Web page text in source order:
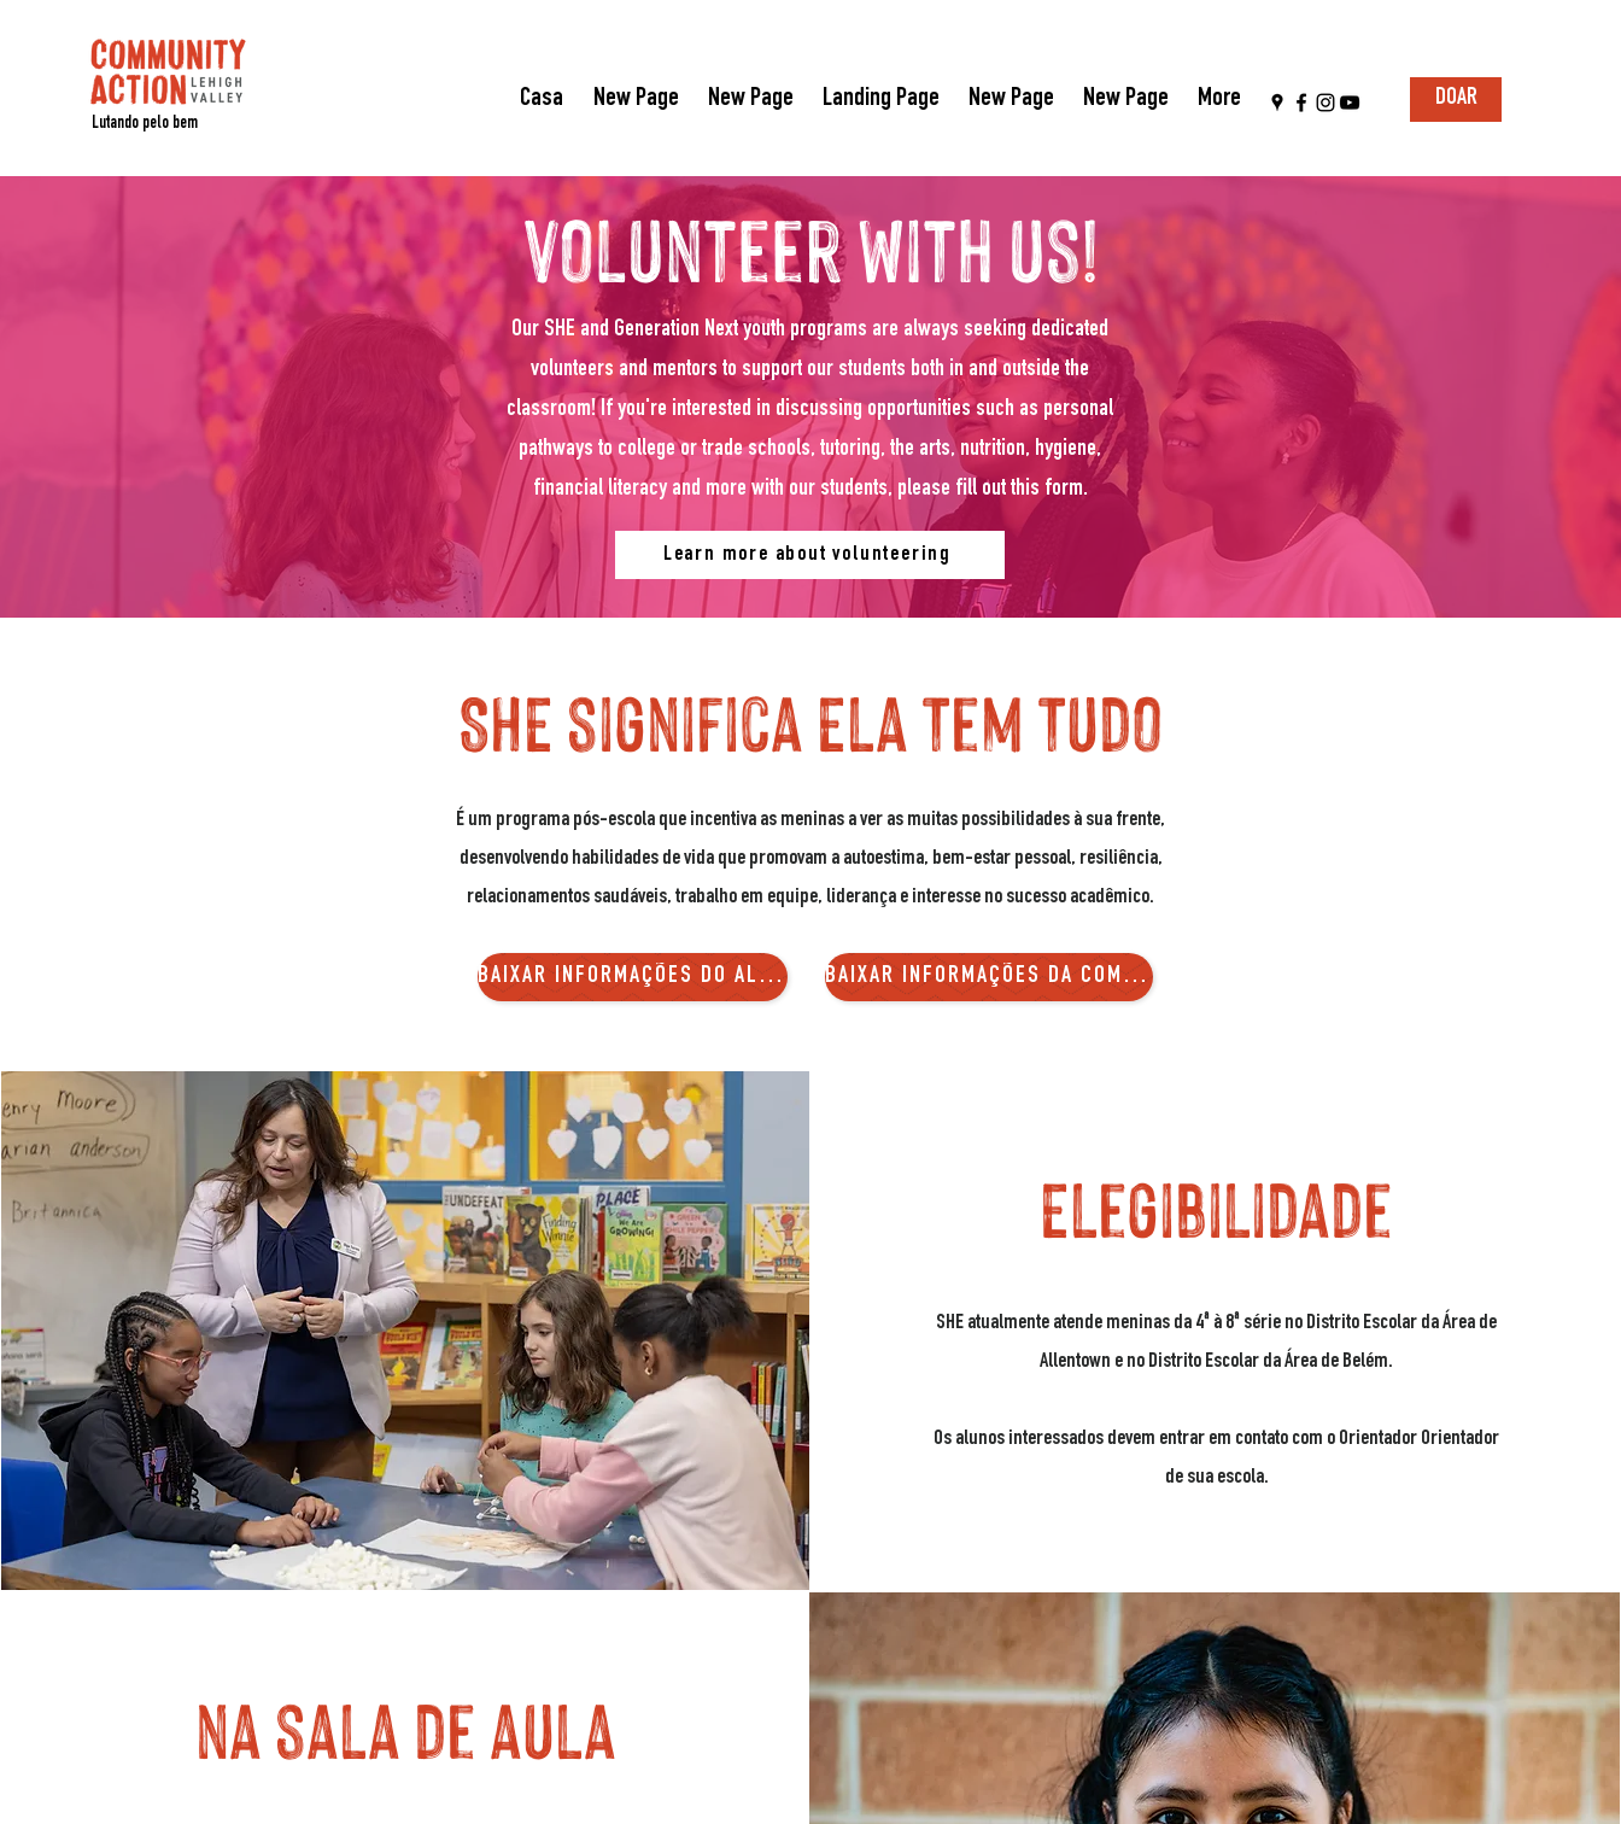
Lutando pelo bem
DOAR
Casa New Page New Page Landing Page New Page New Page More
volunteer with us!
Our SHE and Generation Next youth programs are always seeking dedicated
volunteers and mentors to support our students both in and outside the
classroom! If you're interested in discussing opportunities such as personal
pathways to college or trade schools, tutoring, the arts, nutrition, hygiene,
financial literacy and more with our students, please fill out this form.
Learn more about volunteering
SHEsignificaEla Tem Tudo
É um programa pós-escola que incentiva as meninas a ver as muitas possibilidades à sua frente,
desenvolvendo habilidades de vida que promovam a autoestima, bem-estar pessoal, resiliência,
relacionamentos saudáveis, trabalho em equipe, liderança e interesse no sucesso acadêmico.
BAIXAR INFORMAÇÕES DO ALUNO BAIXAR INFORMAÇÕES DA COMUNIDADE
Elegibilidade
SHE atualmente atende meninas da 4ª à 8ª série no Distrito Escolar da Área de
Allentown e no Distrito Escolar da Área de Belém.
Os alunos interessados devem entrar em contato com o Orientador Orientador
de sua escola.
na sala de aula